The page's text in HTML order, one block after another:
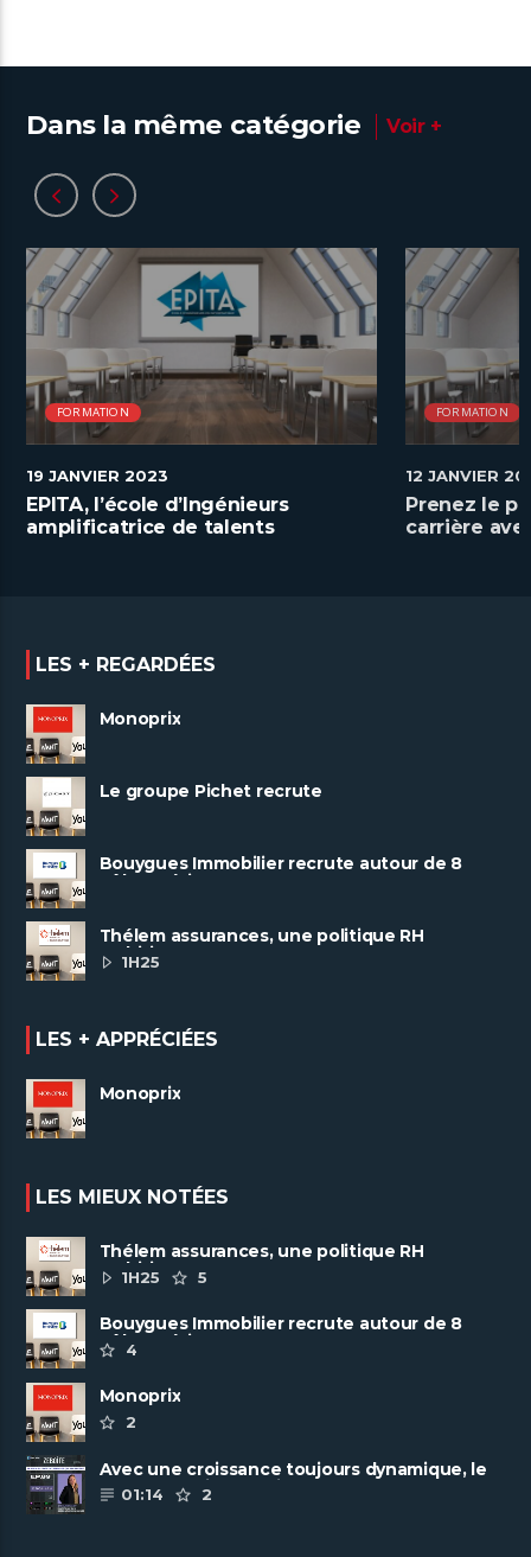
Dans la même catégorie Voir +
FORMATION
19 JANVIER 2023
EPITA, l’école d’Ingénieurs
amplificatrice de talents
FORMATION
12 JANVIER
Prenez le
carrière
LES + REGARDÉES
Monoprix
Le groupe Pichet recrute
Bouygues Immobilier recrute autour de 8
pôles métiers
Thélem assurances, une politique RH
ambitieuse
1H25
LES + APPRÉCIÉES
Monoprix
LES MIEUX NOTÉES
Thélem assurances, une politique RH
ambitieuse
1H25 5
Bouygues Immobilier recrute autour de 8
pôles métiers
4
Monoprix
2
Avec une croissance toujours dynamique, le
groupe Scalian continue de ......
01:14 2